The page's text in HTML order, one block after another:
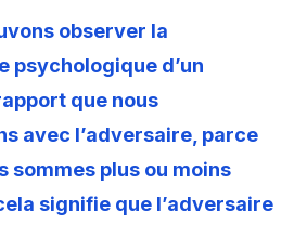
observer la
psychologique d’un
que nous
avec l’adversaire, parce
sommes plus ou moins
signifie que l’adversaire